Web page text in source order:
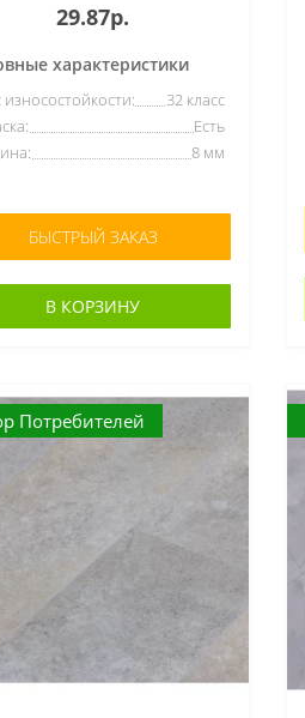
29.87р.
характеристики
износостойкости:
32 класс
Есть
8 мм
БЫСТРЫЙ ЗАКАЗ
В КОРЗИНУ
Потребителей